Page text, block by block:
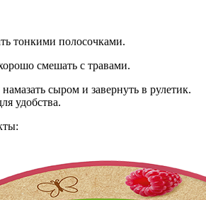
тонкими полосочками.
смешать с травами.
сыром и завернуть в рулетик.
удобства.